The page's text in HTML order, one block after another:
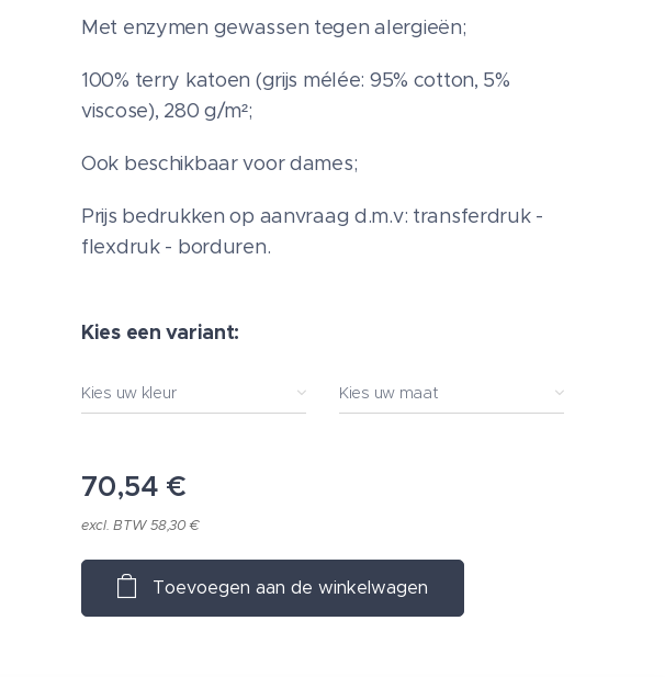
Met enzymen gewassen tegen alergieën;
100% terry katoen (grijs mélée: 95% cotton, 5%
viscose), 280 g/m²;
Ook beschikbaar voor dames;
Prijs bedrukken op aanvraag d.m.v: transferdruk -
flexdruk - borduren.
Kies een variant:
Kies uw kleur Kies uw maat
70,54 €
excl. BTW 58,30 €
Toevoegen aan de winkelwagen